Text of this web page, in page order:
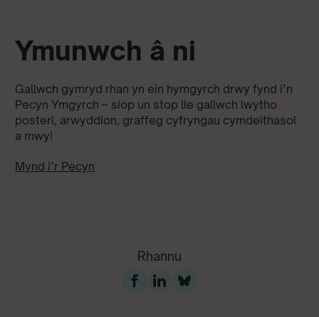
Ymunwch â ni
Gallwch gymryd rhan yn ein hymgyrch drwy fynd i’n
Pecyn Ymgyrch – siop un stop lle gallwch lwytho
posteri, arwyddion, graffeg cyfryngau cymdeithasol
a mwy!
Mynd i’r Pecyn
Rhannu